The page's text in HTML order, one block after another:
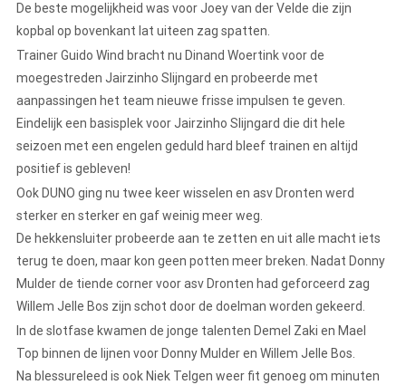
De beste mogelijkheid was voor Joey van der Velde die zijn
kopbal op bovenkant lat uiteen zag spatten.
Trainer Guido Wind bracht nu Dinand Woertink voor de
moegestreden Jairzinho Slijngard en probeerde met
aanpassingen het team nieuwe frisse impulsen te geven.
Eindelijk een basisplek voor Jairzinho Slijngard die dit hele
seizoen met een engelen geduld hard bleef trainen en altijd
positief is gebleven!
Ook DUNO ging nu twee keer wisselen en asv Dronten werd
sterker en sterker en gaf weinig meer weg.
De hekkensluiter probeerde aan te zetten en uit alle macht iets
terug te doen, maar kon geen potten meer breken. Nadat Donny
Mulder de tiende corner voor asv Dronten had geforceerd zag
Willem Jelle Bos zijn schot door de doelman worden gekeerd.
In de slotfase kwamen de jonge talenten Demel Zaki en Mael
Top binnen de lijnen voor Donny Mulder en Willem Jelle Bos.
Na blessureleed is ook Niek Telgen weer fit genoeg om minuten